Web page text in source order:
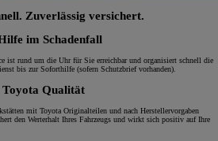
Zuverlässig versichert.
im Schadenfall
ist rund um die Uhr für Sie erreichbar und organisiert schnell die
bis zur Soforthilfe (sofern Schutzbrief vorhanden).
Qualität
mit Toyota Originalteilen und nach Herstellervorgaben
den Werterhalt Ihres Fahrzeugs und wirkt sich positiv auf Ihre